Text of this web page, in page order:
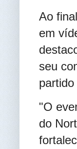
Ao
em
seu
"O
do